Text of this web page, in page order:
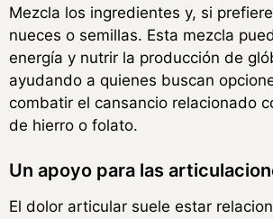
Mezcla los ingredientes y, si
nueces o semillas. Esta mezcla
energía y nutrir la producción de
ayudando a quienes buscan
combatir el cansancio relacionado
de hierro o folato.
Un apoyo para las
El dolor articular suele estar